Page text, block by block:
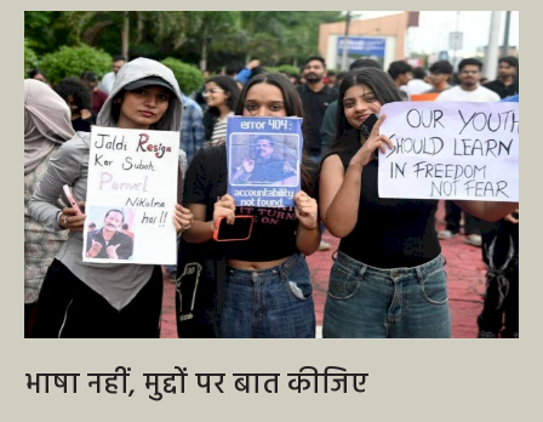
भाषा नहीं, मुद्दों पर बात कीजिए